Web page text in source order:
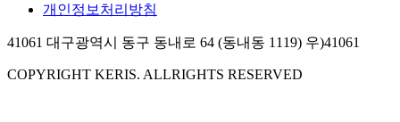
개인정보처리방침
41061 대구광역시 동구 동내로 64 (동내동 1119) 우)41061
COPYRIGHT KERIS. ALLRIGHTS RESERVED